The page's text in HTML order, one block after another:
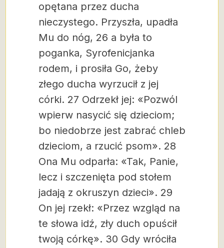
opętana przez ducha
nieczystego. Przyszła, upadła
Mu do nóg, 26 a była to
poganka, Syrofenicjanka
rodem, i prosiła Go, żeby
złego ducha wyrzucił z jej
córki. 27 Odrzekł jej: «Pozwól
wpierw nasycić się dzieciom;
bo niedobrze jest zabrać chleb
dzieciom, a rzucić psom». 28
Ona Mu odparła: «Tak, Panie,
lecz i szczenięta pod stołem
jadają z okruszyn dzieci». 29
On jej rzekł: «Przez wzgląd na
te słowa idź, zły duch opuścił
twoją córkę». 30 Gdy wróciła